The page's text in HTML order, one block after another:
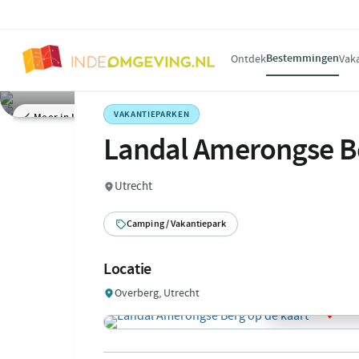
OntdekBestemmingen
Meer in Utrecht VAKANTIEPARKEN
Landal Amerongse
Utrecht
Camping / Vakantiepark
Locatie
Overberg, Utrecht